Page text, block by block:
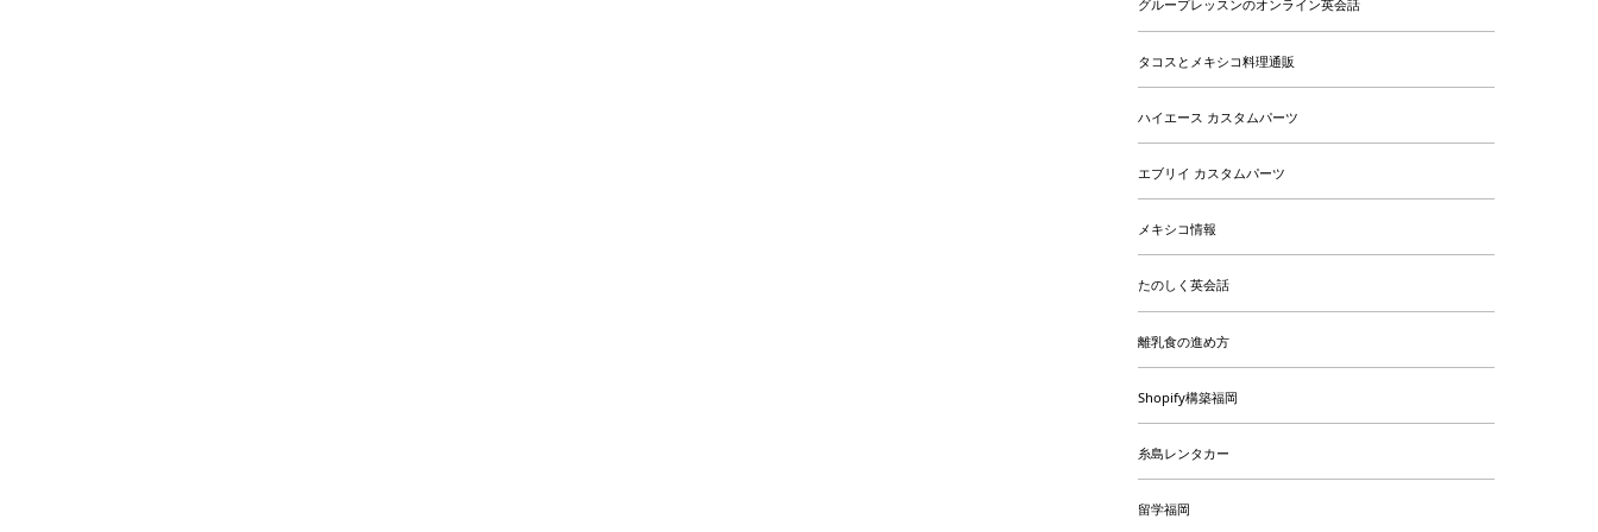
グループレッスンのオンライン英会話
タコスとメキシコ料理通販
ハイエース カスタムパーツ
エブリイ カスタムパーツ
メキシコ情報
たのしく英会話
離乳食の進め方
Shopify構築福岡
糸島レンタカー
留学福岡